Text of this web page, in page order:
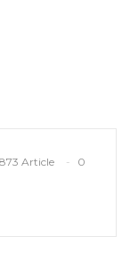
873 Article
0